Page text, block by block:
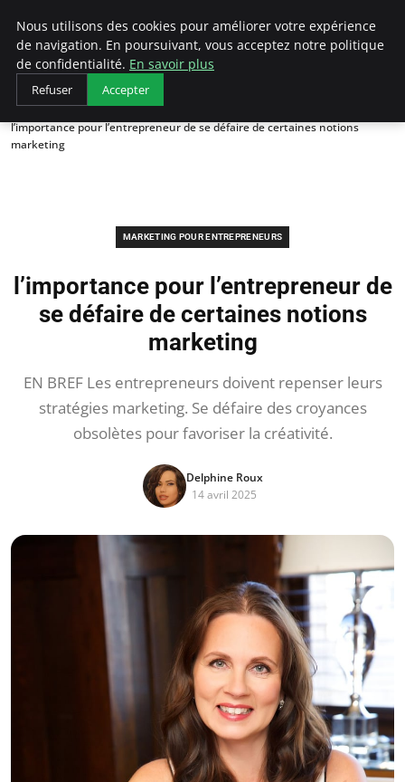
LECFCM
Accueil
Marketing pour entrepreneurs
l’importance pour l’entrepreneur de se défaire de certaines notions
marketing
MARKETING POUR ENTREPRENEURS
l’importance pour l’entrepreneur de
se défaire de certaines notions
marketing
EN BREF Les entrepreneurs doivent repenser leurs
stratégies marketing. Se défaire des croyances
obsolètes pour favoriser la créativité.
Delphine Roux
14 avril 2025
Nous utilisons des cookies pour améliorer votre expérience
de navigation. En poursuivant, vous acceptez notre politique
de confidentialité. En savoir plus
Refuser Accepter